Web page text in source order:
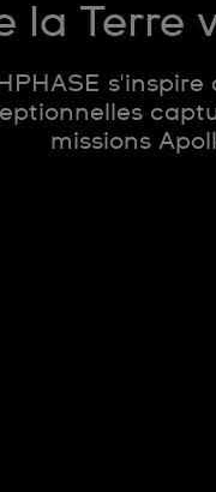
la Terre
missions